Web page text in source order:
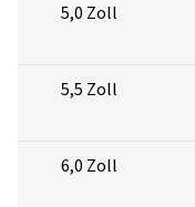
5,0 Zoll
5,5 Zoll
6,0 Zoll